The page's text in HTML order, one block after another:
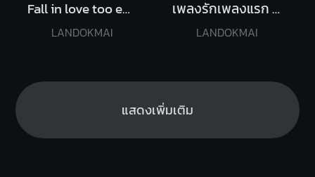
เพลงรักเพลงแรก (Blooming)
LANDOKMAI
Fall in love too easily
LANDOKMAI
แสดงเพิ่มเติม